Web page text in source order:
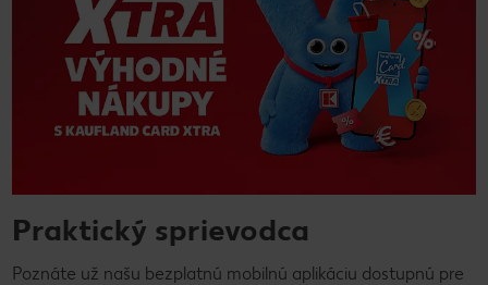
Praktický sprievodca
Poznáte už našu bezplatnú mobilnú aplikáciu dostupnú pre